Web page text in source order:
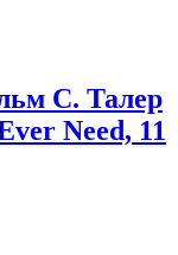
С. Талер
Need, 11